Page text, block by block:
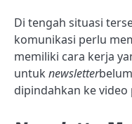
Di tengah situasi
komunikasi perlu
memiliki cara kerja
untuknewsletter
dipindahkan ke